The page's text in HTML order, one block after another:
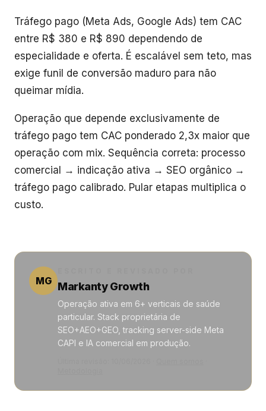
Tráfego pago (Meta Ads, Google Ads) tem CAC
entre R$ 380 e R$ 890 dependendo de
especialidade e oferta. É escalável sem teto, mas
exige funil de conversão maduro para não
queimar mídia.
Operação que depende exclusivamente de
tráfego pago tem CAC ponderado 2,3x maior que
operação com mix. Sequência correta: processo
comercial → indicação ativa → SEO orgânico →
tráfego pago calibrado. Pular etapas multiplica o
custo.
MG Markanty Growth
Operação ativa em 6+ verticais de saúde
particular. Stack proprietária de
SEO+AEO+GEO, tracking server-side Meta
CAPI e IA comercial em produção.